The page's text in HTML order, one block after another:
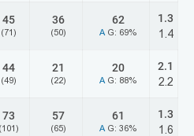
45
(71)
36
(50)
62
A G: 69%
1.3
1.4
44
(49)
21
(22)
20
A G: 88%
2.1
2.2
73
(101)
57
(65)
61
A G: 36%
1.3
1.6